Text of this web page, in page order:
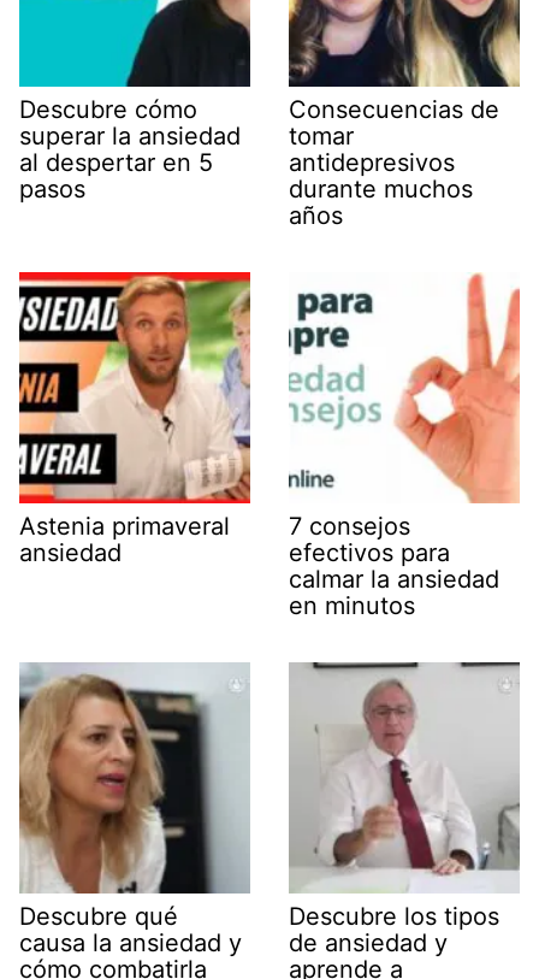
Descubre cómo
superar la ansiedad
al despertar en 5
pasos
Consecuencias de
tomar
antidepresivos
durante muchos
años
Astenia primaveral
ansiedad
7 consejos
efectivos para
calmar la ansiedad
en minutos
Descubre qué
causa la ansiedad y
cómo combatirla
Descubre los tipos
de ansiedad y
aprende a